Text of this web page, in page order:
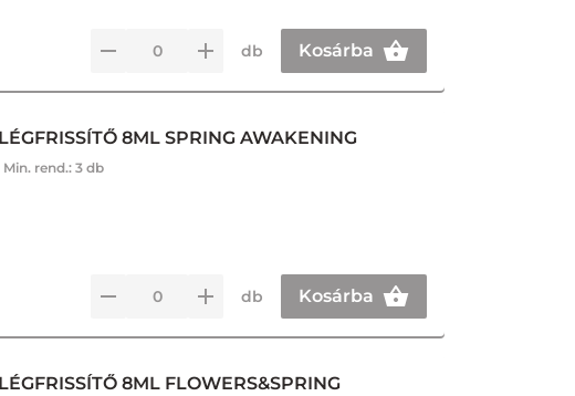
db Kosárba
8ML SPRING AWAKENING
Min. rend.: 3 db
db Kosárba
8ML FLOWERS&SPRING